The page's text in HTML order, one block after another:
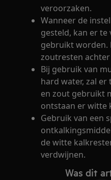
veroorzaken.
Wanneer de
gesteld, kan er
gebruikt worden.
zoutresten achter
Bij gebruik van
hard water, zal
en zout gebruikt
ontstaan er witte
Gebruik van een
de witte
verdwijnen.
Was dit